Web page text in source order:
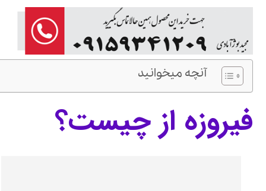
آنچه میخوانید
فیروزه از چیست؟